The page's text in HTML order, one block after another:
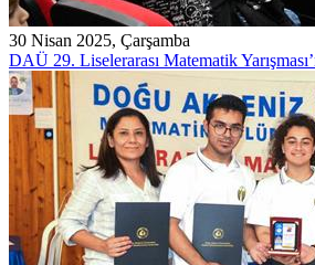
30 Nisan 2025, Çarşamba
DAÜ 29. Liselerarası Matematik